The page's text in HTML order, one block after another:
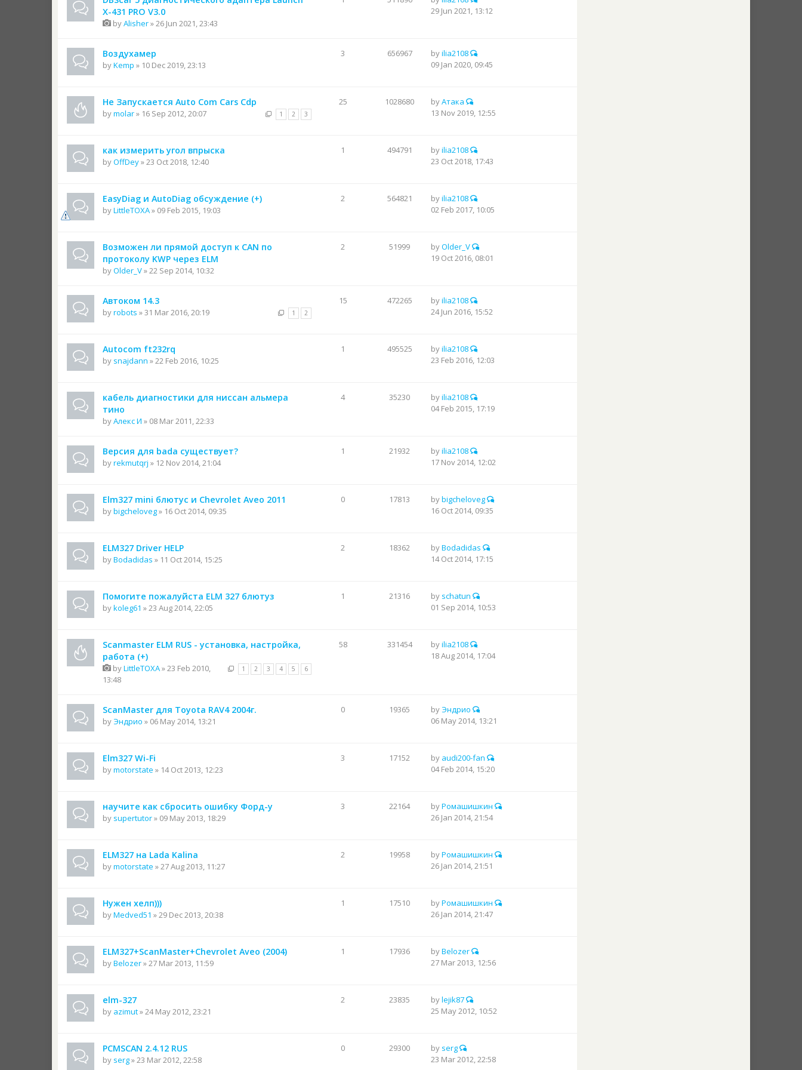
X-431 PRO V3.0
byAlisher» 26 Jun 2021, 23:43
29 Jun 2021, 13:12
Воздухамер
byKemp » 10 Dec 2019, 23:13
3 656967 byilia2108
09 Jan 2020, 09:45
Не Запускается Auto Com Cars Cdp
1 2 3
bymolar» 16 Sep 2012, 20:07
25 1028680 byАтака
13 Nov 2019, 12:55
как измерить угол впрыска
byOffDey» 23 Oct 2018, 12:40
1 494791 byilia2108
23 Oct 2018, 17:43
EasyDiag и AutoDiag обсуждение (+)
byLittleTOXA» 09 Feb 2015, 19:03
2 564821 byilia2108
02 Feb 2017, 10:05
Возможен ли прямой доступ к CAN по
протоколу KWP через ELM
byOlder_V» 22 Sep 2014, 10:32
2 51999 byOlder_V
19 Oct 2016, 08:01
Автоком 14.3
1 2
byrobots » 31 Mar 2016, 20:19
15 472265 byilia2108
24 Jun 2016, 15:52
Autocom ft232rq
by snajdann » 22 Feb 2016, 10:25
1 495525 byilia2108
23 Feb 2016, 12:03
кабель диагностики для ниссан альмера
тино
byАлекс И » 08 Mar 2011, 22:33
4 35230 byilia2108
04 Feb 2015, 17:19
Версия для bada существует?
byrekmutqrj » 12 Nov 2014, 21:04
1 21932 byilia2108
17 Nov 2014, 12:02
Elm327 mini блютус и Chevrolet Aveo 2011
bybigcheloveg» 16 Oct 2014, 09:35
0 17813 bybigcheloveg
16 Oct 2014, 09:35
ELM327 Driver HELP
byBodadidas » 11 Oct 2014, 15:25
2 18362 byBodadidas
14 Oct 2014, 17:15
Помогите пожалуйста ELM 327 блютуз
bykoleg61 » 23 Aug 2014, 22:05
1 21316 by schatun
01 Sep 2014, 10:53
Scanmaster ELM RUS - установка, настройка,
работа (+)
1 2 3 4 5 6
byLittleTOXA» 23 Feb 2010,
13:48
58 331454 byilia2108
18 Aug 2014, 17:04
ScanMaster для Toyota RAV4 2004г.
byЭндрио » 06 May 2014, 13:21
0 19365 byЭндрио
06 May 2014, 13:21
Elm327 Wi-Fi
bymotorstate » 14 Oct 2013, 12:23
3 17152 by audi200-fan
04 Feb 2014, 15:20
научите как сбросить ошибку Форд-у
by supertutor» 09 May 2013, 18:29
3 22164 byРомашишкин
26 Jan 2014, 21:54
ELM327 на Lada Kalina
bymotorstate » 27 Aug 2013, 11:27
2 19958 byРомашишкин
26 Jan 2014, 21:51
Нужен хелп)))
byMedved51 » 29 Dec 2013, 20:38
1 17510 byРомашишкин
26 Jan 2014, 21:47
ELM327+ScanMaster+Chevrolet Aveo (2004)
byBelozer» 27 Mar 2013, 11:59
1 17936 byBelozer
27 Mar 2013, 12:56
elm-327
by azimut» 24 May 2012, 23:21
2 23835 bylejik87
25 May 2012, 10:52
PCMSCAN 2.4.12 RUS
by serg» 23 Mar 2012, 22:58
0 29300 by serg
23 Mar 2012, 22:58